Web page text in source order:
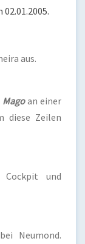
02.01.2005.
aus.
Magoan einer
diese Zeilen
und
Neumond.